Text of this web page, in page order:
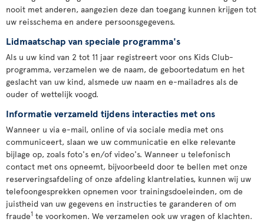
nooit met anderen, aangezien deze dan toegang kunnen krijgen tot
uw reisschema en andere persoonsgegevens.
Lidmaatschap van speciale programma's
Als u uw kind van 2 tot 11 jaar registreert voor ons Kids Club-
programma, verzamelen we de naam, de geboortedatum en het
geslacht van uw kind, alsmede uw naam en e-mailadres als de
ouder of wettelijk voogd.
Informatie verzameld tijdens interacties met ons
Wanneer u via e-mail, online of via sociale media met ons
communiceert, slaan we uw communicatie en elke relevante
bijlage op, zoals foto's en/of video's. Wanneer u telefonisch
contact met ons opneemt, bijvoorbeeld door te bellen met onze
reserveringsafdeling of onze afdeling klantrelaties, kunnen wij uw
telefoongesprekken opnemen voor trainingsdoeleinden, om de
juistheid van uw gegevens en instructies te garanderen of om
fraude1 te voorkomen. We verzamelen ook uw vragen of klachten.